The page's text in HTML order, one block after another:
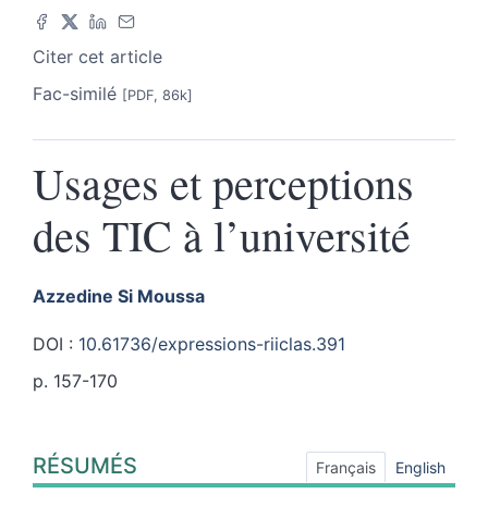
Citer cet article
Fac-similé [PDF, 86k]
Usages et perceptions
des TIC à l’université
Azzedine Si Moussa
DOI : 10.61736/expressions-riiclas.391
p. 157-170
Index
Plan
RÉSUMÉS Français English